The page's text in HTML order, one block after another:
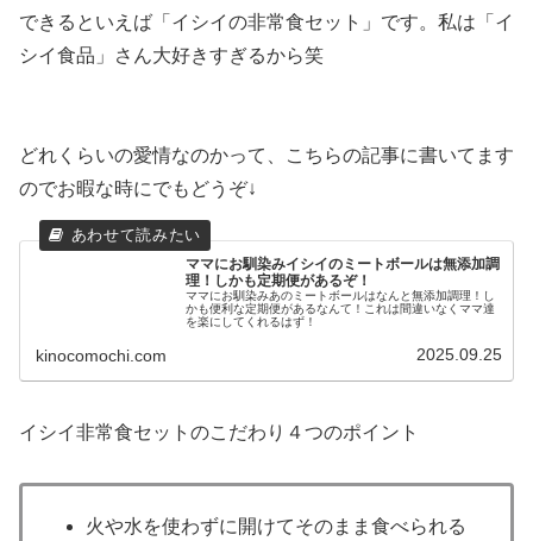
できるといえば「イシイの非常食セット」です。私は「イ
シイ食品」さん大好きすぎるから笑
どれくらいの愛情なのかって、こちらの記事に書いてます
のでお暇な時にでもどうぞ↓
ママにお馴染みイシイのミートボールは無添加調
理！しかも定期便があるぞ！
ママにお馴染みあのミートボールはなんと無添加調理！し
かも便利な定期便があるなんて！これは間違いなくママ達
を楽にしてくれるはず！
kinocomochi.com 2025.09.25
イシイ非常食セットのこだわり４つのポイント
火や水を使わずに開けてそのまま食べられる